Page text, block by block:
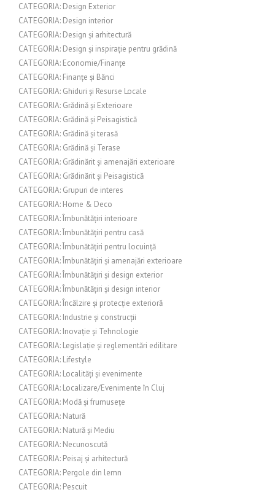
CATEGORIA: Design Exterior
CATEGORIA: Design interior
CATEGORIA: Design și arhitectură
CATEGORIA: Design și inspirație pentru grădină
CATEGORIA: Economie/Finanțe
CATEGORIA: Finanțe și Bănci
CATEGORIA: Ghiduri și Resurse Locale
CATEGORIA: Grădină și Exterioare
CATEGORIA: Grădină și Peisagistică
CATEGORIA: Grădină și terasă
CATEGORIA: Grădină și Terase
CATEGORIA: Grădinărit și amenajări exterioare
CATEGORIA: Grădinărit și Peisagistică
CATEGORIA: Grupuri de interes
CATEGORIA: Home & Deco
CATEGORIA: Îmbunătățiri interioare
CATEGORIA: Îmbunătățiri pentru casă
CATEGORIA: Îmbunătățiri pentru locuință
CATEGORIA: Îmbunătățiri și amenajări exterioare
CATEGORIA: Îmbunătățiri și design exterior
CATEGORIA: Îmbunătățiri și design interior
CATEGORIA: Încălzire și protecție exterioră
CATEGORIA: Industrie și construcții
CATEGORIA: Inovație și Tehnologie
CATEGORIA: Legislație și reglementări edilitare
CATEGORIA: Lifestyle
CATEGORIA: Localități și evenimente
CATEGORIA: Localizare/Evenimente în Cluj
CATEGORIA: Modă și frumusețe
CATEGORIA: Natură
CATEGORIA: Natură și Mediu
CATEGORIA: Necunoscută
CATEGORIA: Peisaj și arhitectură
CATEGORIA: Pergole din lemn
CATEGORIA: Pescuit